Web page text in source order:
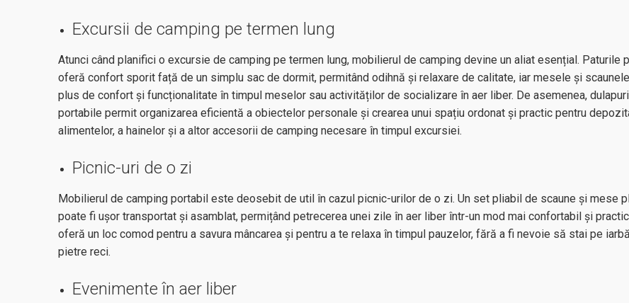
Excursii de camping pe termen lung
Atunci când planifici o excursie de camping pe termen lung, mobilierul de camping devine un aliat esențial. Paturile
oferă confort sporit față de un simplu sac de dormit, permitând odihnă și relaxare de calitate, iar mesele și
plus de confort și funcționalitate în timpul meselor sau activităților de socializare în aer liber. De asemenea,
portabile permit organizarea eficientă a obiectelor personale și crearea unui spațiu ordonat și practic pentru
alimentelor, a hainelor și a altor accesorii de camping necesare în timpul excursiei.
Picnic-uri de o zi
Mobilierul de camping portabil este deosebit de util în cazul picnic-urilor de o zi. Un set pliabil de scaune și mese
poate fi ușor transportat și asamblat, permițând petrecerea unei zile în aer liber într-un mod mai confortabil și
oferă un loc comod pentru a savura mâncarea și pentru a te relaxa în timpul pauzelor, fără a fi nevoie să stai pe
pietre reci.
Evenimente în aer liber